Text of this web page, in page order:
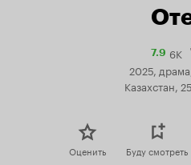
7.9
7.9
6K
2025,
Казахстан,
Оценить Буду смотреть